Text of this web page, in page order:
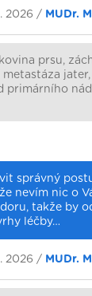
2026 / MUDr.
prsu,
metastáza
primárního
správný
nevím nic o
takže by
léčby…
2026 / MUDr.